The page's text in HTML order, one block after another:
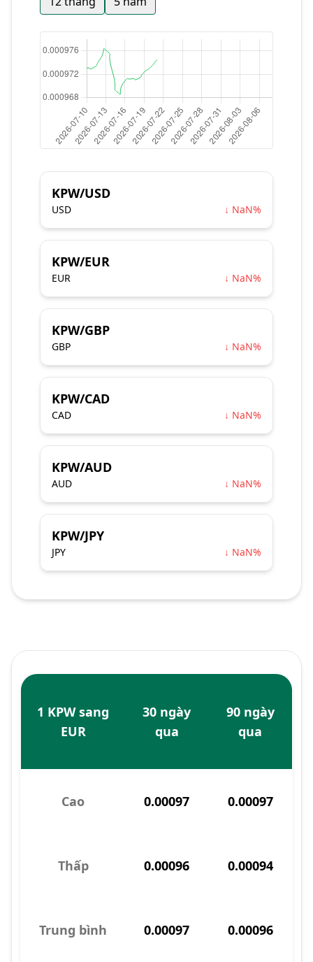
KPW/USD
USD ↓ NaN%
KPW/EUR
EUR ↓ NaN%
KPW/GBP
GBP ↓ NaN%
KPW/CAD
CAD ↓ NaN%
KPW/AUD
AUD ↓ NaN%
KPW/JPY
JPY ↓ NaN%
1 KPW sang
EUR
30 ngày
qua
90 ngày
qua
Cao 0.00097 0.00097
Thấp 0.00096 0.00094
Trung bình 0.00097 0.00096